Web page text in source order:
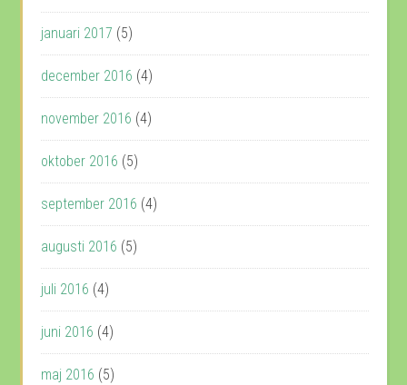
januari 2017 (5)
december 2016 (4)
november 2016 (4)
oktober 2016 (5)
september 2016 (4)
augusti 2016 (5)
juli 2016 (4)
juni 2016 (4)
maj 2016 (5)